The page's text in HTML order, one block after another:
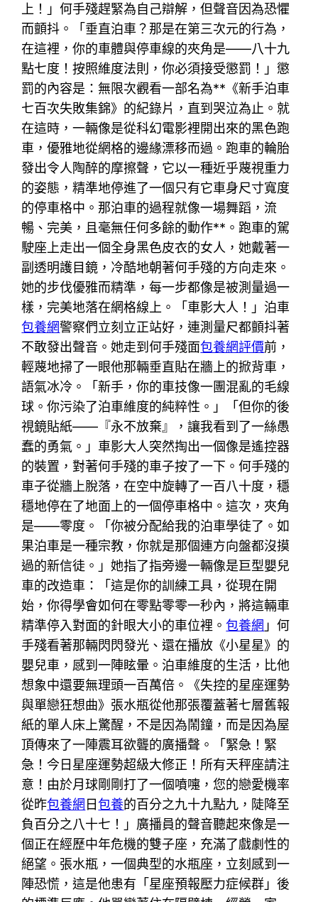
上！」何手殘趕緊為自己辯解，但聲音因為恐懼
而顫抖。「垂直泊車？那是在第三次元的行為，
在這裡，你的車體與停車線的夾角是——八十九
點七度！按照維度法則，你必須接受懲罰！」懲
罰的內容是：無限次觀看一部名為**《新手泊車
七百次失敗集錦》的紀錄片，直到哭泣為止。就
在這時，一輛像是從科幻電影裡開出來的黑色跑
車，優雅地從網格的邊緣漂移而過。跑車的輪胎
發出令人陶醉的摩擦聲，它以一種近乎蔑視重力
的姿態，精準地停進了一個只有它車身尺寸寬度
的停車格中。那泊車的過程就像一場舞蹈，流
暢、完美，且毫無任何多餘的動作**。跑車的駕
駛座上走出一個全身黑色皮衣的女人，她戴著一
副透明護目鏡，冷酷地朝著何手殘的方向走來。
她的步伐優雅而精準，每一步都像是被測量過一
樣，完美地落在網格線上。「車影大人！」泊車
包養網警察們立刻立正站好，連測量尺都顫抖著
不敢發出聲音。她走到何手殘面包養網評價前，
輕蔑地掃了一眼他那輛垂直貼在牆上的掀背車，
語氣冰冷。「新手，你的車技像一團混亂的毛線
球。你污染了泊車維度的純粹性。」「但你的後
視鏡貼紙——『永不放棄』，讓我看到了一絲愚
蠢的勇氣。」車影大人突然掏出一個像是遙控器
的裝置，對著何手殘的車子按了一下。何手殘的
車子從牆上脫落，在空中旋轉了一百八十度，穩
穩地停在了地面上的一個停車格中。這次，夾角
是——零度。「你被分配給我的泊車學徒了。如
果泊車是一種宗教，你就是那個連方向盤都沒摸
過的新信徒。」她指了指旁邊一輛像是巨型嬰兒
車的改造車：「這是你的訓練工具，從現在開
始，你得學會如何在零點零零一秒內，將這輛車
精準停入對面的針眼大小的車位裡。包養網 」何
手殘看著那輛閃閃發光、還在播放《小星星》的
嬰兒車，感到一陣眩暈。泊車維度的生活，比他
想象中還要無理頭一百萬倍。《失控的星座運勢
與單戀狂想曲》張水瓶從他那張覆蓋著七層舊報
紙的單人床上驚醒，不是因為鬧鐘，而是因為屋
頂傳來了一陣震耳欲聾的廣播聲。「緊急！緊
急！今日星座運勢超級大修正！所有天秤座請注
意！由於月球剛剛打了一個噴嚏，您的戀愛機率
從昨包養網 日包養的百分之九十九點九，陡降至
負百分之八十七！」廣播員的聲音聽起來像是一
個正在經歷中年危機的雙子座，充滿了戲劇性的
絕望。張水瓶，一個典型的水瓶座，立刻感到一
陣恐慌，這是他患有「星座預報壓力症候群」後